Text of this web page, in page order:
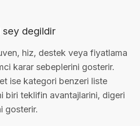
sey degildir
hiz, destek veya fiyatlama
karar sebeplerini gosterir.
ise kategori benzeri liste
biri teklifin avantajlarini, digeri
gosterir.